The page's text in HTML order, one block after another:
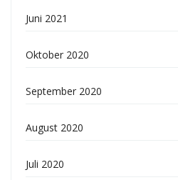
Juni 2021
Oktober 2020
September 2020
August 2020
Juli 2020